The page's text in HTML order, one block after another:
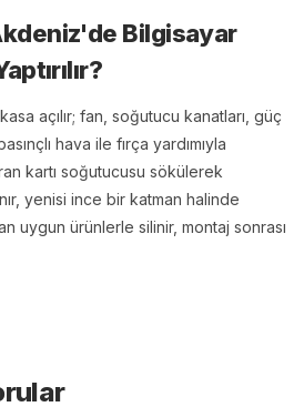
'de Bilgisayar
açılır; fan, soğutucu kanatları, güç
hava ile fırça yardımıyla
kartı soğutucusu sökülerek
yenisi ince bir katman halinde
uygun ürünlerle silinir, montaj sonrası